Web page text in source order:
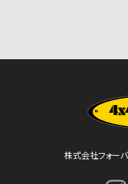
株式会社フォー